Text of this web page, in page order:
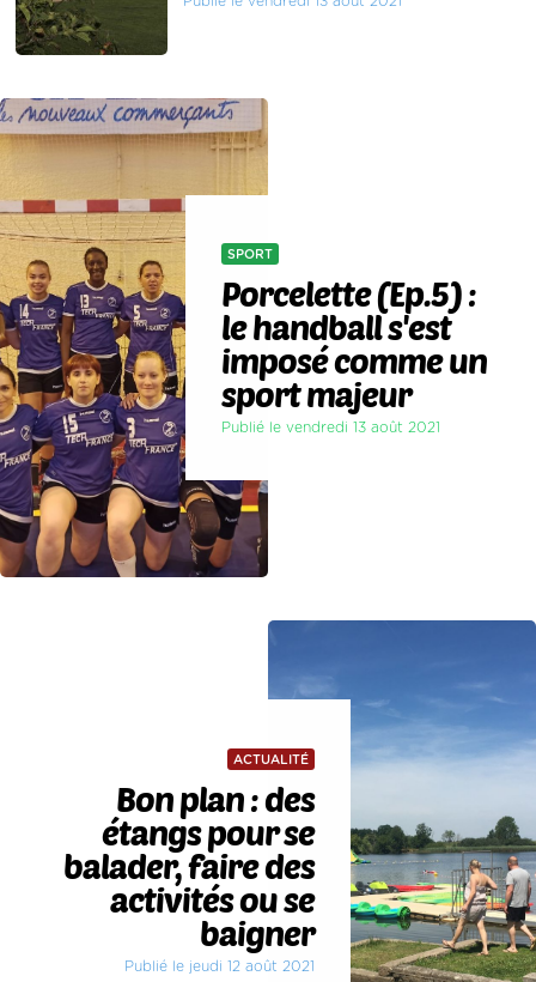
SPORT
Porcelette (Ep.5) :
le handball s'est
imposé comme un
sport majeur
Publié le vendredi 13 août 2021
ACTUALITÉ
Bon plan : des
étangs pour se
balader, faire des
activités ou se
baigner
Publié le jeudi 12 août 2021